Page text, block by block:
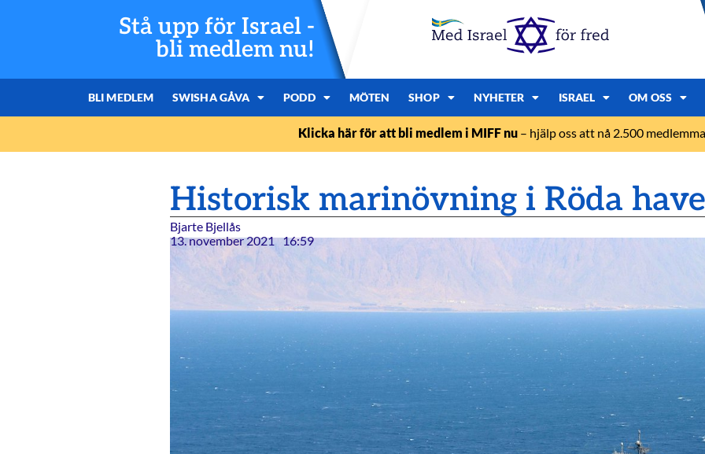
Stå upp för Israel -
bli medlem nu!
BLI MEDLEM SWISHA GÅVA PODD MÖTEN SHOP NYHETER ISRAEL OM OSS
Klicka här för att bli medlem i MIFF nu– hjälp oss att nå 2.500
Historisk marinövning i Röda
Bjarte Bjellås
13. november 2021 16:59